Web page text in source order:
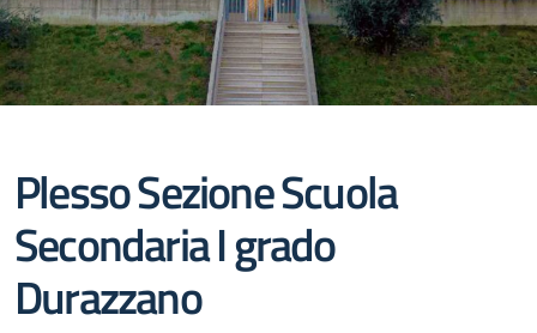
Plesso Sezione Scuola
Secondaria I grado
Durazzano